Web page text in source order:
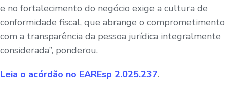
e no fortalecimento do negócio exige a cultura de
conformidade fiscal, que abrange o comprometimento
com a transparência da pessoa jurídica integralmente
considerada”, ponderou.
Leia o acórdão no EAREsp 2.025.237.